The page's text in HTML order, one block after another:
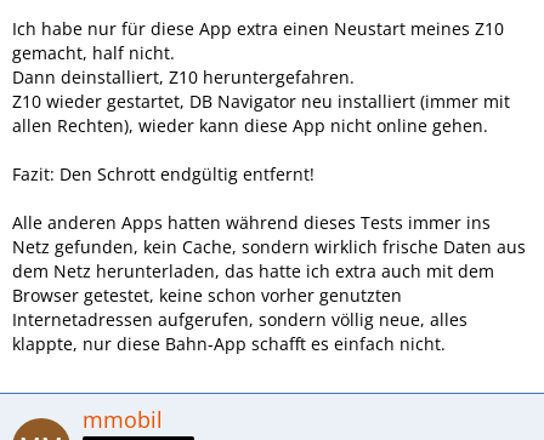
Ich habe nur für diese App extra einen Neustart meines Z10
gemacht, half nicht.
Dann deinstalliert, Z10 heruntergefahren.
Z10 wieder gestartet, DB Navigator neu installiert (immer mit
allen Rechten), wieder kann diese App nicht online gehen.
Fazit: Den Schrott endgültig entfernt!
Alle anderen Apps hatten während dieses Tests immer ins
Netz gefunden, kein Cache, sondern wirklich frische Daten aus
dem Netz herunterladen, das hatte ich extra auch mit dem
Browser getestet, keine schon vorher genutzten
Internetadressen aufgerufen, sondern völlig neue, alles
klappte, nur diese Bahn-App schafft es einfach nicht.
mmobil